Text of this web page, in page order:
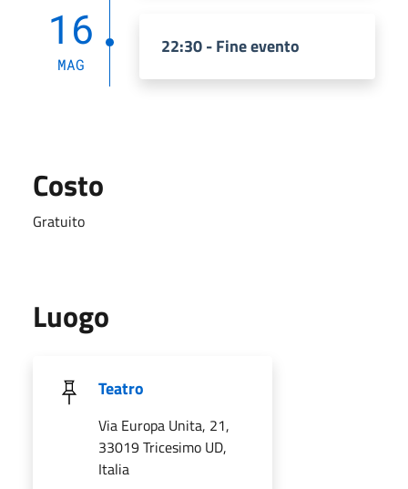
16
MAG
22:30 - Fine evento
Costo
Gratuito
Luogo
Teatro
Via Europa Unita, 21,
33019 Tricesimo UD,
Italia